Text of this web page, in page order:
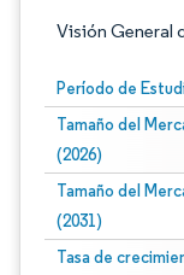
Visión General
Período de
Tamaño del
(2026)
Tamaño del
(2031)
Tasa de